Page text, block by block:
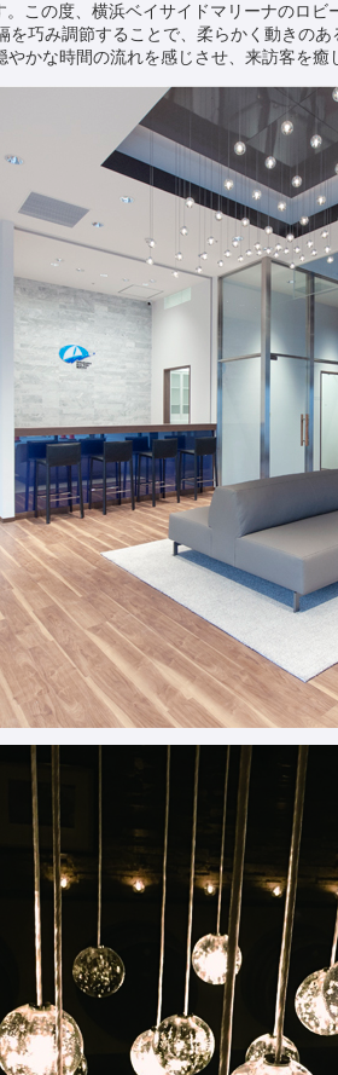
この度、横浜ベイサイドマリーナのロ
を巧み調節することで、柔らかく動きの
かな時間の流れを感じさせ、来訪客を癒